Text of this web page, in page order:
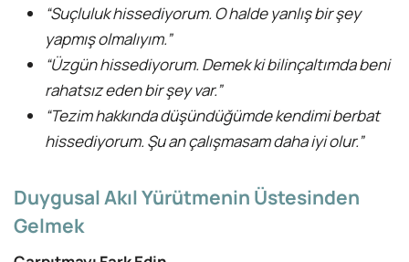
“Suçluluk hissediyorum. O halde yanlış bir şey
yapmış olmalıyım.”
“Üzgün hissediyorum. Demek ki bilinçaltımda beni
rahatsız eden bir şey var.”
“Tezim hakkında düşündüğümde kendimi berbat
hissediyorum. Şu an çalışmasam daha iyi olur.”
Duygusal Akıl Yürütmenin Üstesinden
Gelmek